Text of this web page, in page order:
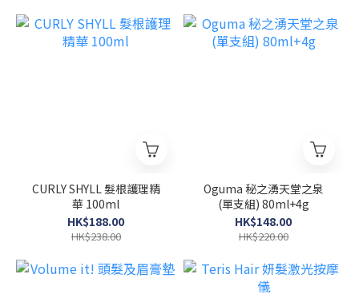
CURLY SHYLL 髮根護理精
華 100ml
HK$188.00
HK$238.00
Oguma 秘之湧天堂之泉
(單支組) 80ml+4g
HK$148.00
HK$220.00